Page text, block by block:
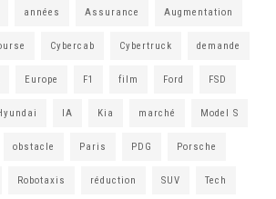
années Assurance Augmentation
Cybercab Cybertruck demande
Europe F1 film Ford FSD
IA Kia marché Model S
obstacle Paris PDG Porsche
Robotaxis réduction SUV Tech